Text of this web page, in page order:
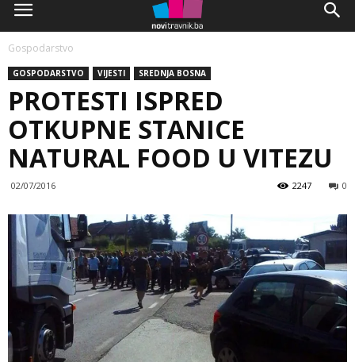
Gospodarstvo
GOSPODARSTVO VIJESTI SREDNJA BOSNA
PROTESTI ISPRED
OTKUPNE STANICE
NATURAL FOOD U VITEZU
02/07/2016 0
2247